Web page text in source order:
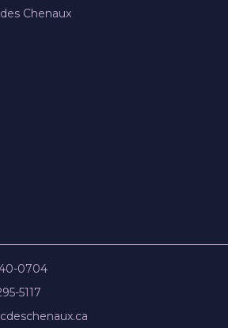
Chenaux
0704
5117